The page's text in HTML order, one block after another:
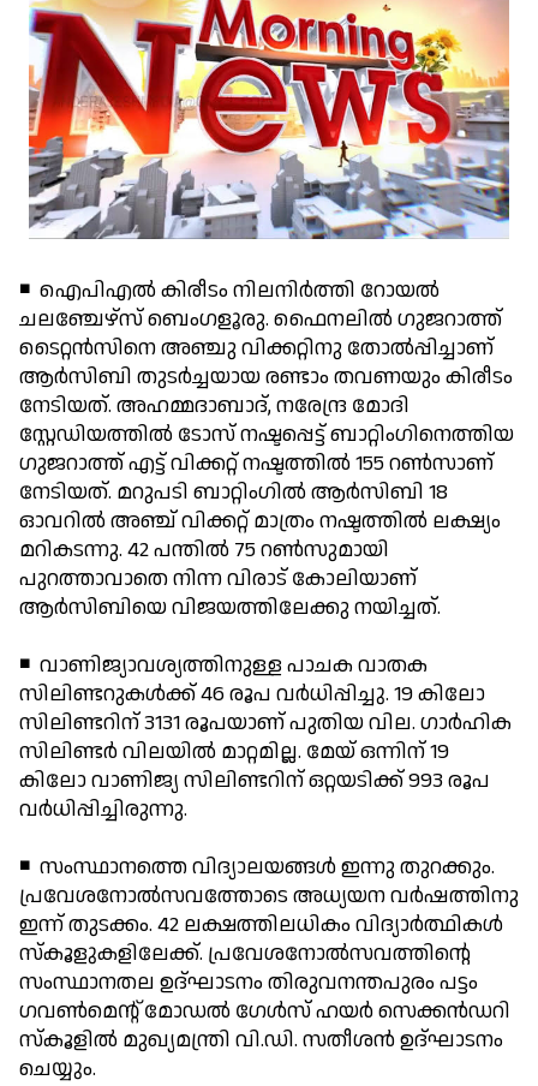
◾ ഐപിഎല്‍ കിരീടം നിലനിര്‍ത്തി റോയല്‍
ചലഞ്ചേഴ്‌സ് ബെംഗളൂരു. ഫൈനലില്‍ ഗുജറാത്ത്
ടൈറ്റന്‍സിനെ അഞ്ചു വിക്കറ്റിനു തോല്‍പ്പിച്ചാണ്
ആര്‍സിബി തുടര്‍ച്ചയായ രണ്ടാം തവണയും കിരീടം
നേടിയത്. അഹമ്മദാബാദ്, നരേന്ദ്ര മോദി
സ്റ്റേഡിയത്തില്‍ ടോസ് നഷ്ടപ്പെട്ട് ബാറ്റിംഗിനെത്തിയ
ഗുജറാത്ത് എട്ട് വിക്കറ്റ് നഷ്ടത്തില്‍ 155 റണ്‍സാണ്
നേടിയത്. മറുപടി ബാറ്റിംഗില്‍ ആര്‍സിബി 18
ഓവറില്‍ അഞ്ച് വിക്കറ്റ് മാത്രം നഷ്ടത്തില്‍ ലക്ഷ്യം
മറികടന്നു. 42 പന്തില്‍ 75 റണ്‍സുമായി
പുറത്താവാതെ നിന്ന വിരാട് കോലിയാണ്
ആര്‍സിബിയെ വിജയത്തിലേക്കു നയിച്ചത്.
◾ വാണിജ്യാവശ്യത്തിനുള്ള പാചക വാതക
സിലിണ്ടറുകള്‍ക്ക് 46 രൂപ വര്‍ധിപ്പിച്ചു. 19 കിലോ
സിലിണ്ടറിന് 3131 രൂപയാണ് പുതിയ വില. ഗാര്‍ഹിക
സിലിണ്ടര്‍ വിലയില്‍ മാറ്റമില്ല. മേയ് ഒന്നിന് 19
കിലോ വാണിജ്യ സിലിണ്ടറിന് ഒറ്റയടിക്ക് 993 രൂപ
വര്‍ധിപ്പിച്ചിരുന്നു.
◾ സംസ്ഥാനത്തെ വിദ്യാലയങ്ങള്‍ ഇന്നു തുറക്കും.
പ്രവേശനോല്‍സവത്തോടെ അധ്യയന വര്‍ഷത്തിനു
ഇന്ന് തുടക്കം. 42 ലക്ഷത്തിലധികം വിദ്യാര്‍ത്ഥികള്‍
സ്‌കൂളുകളിലേക്ക്. പ്രവേശനോല്‍സവത്തിന്റെ
സംസ്ഥാനതല ഉദ്ഘാടനം തിരുവനന്തപുരം പട്ടം
ഗവണ്‍മെന്റ് മോഡല്‍ ഗേള്‍സ് ഹയര്‍ സെക്കന്‍ഡറി
സ്‌കൂളില്‍ മുഖ്യമന്ത്രി വി.ഡി. സതീശന്‍ ഉദ്ഘാടനം
ചെയ്യും.